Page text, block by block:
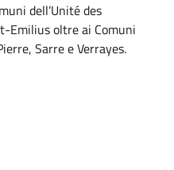
dell’Unité des
Emilius oltre ai Comuni
Sarre e Verrayes.